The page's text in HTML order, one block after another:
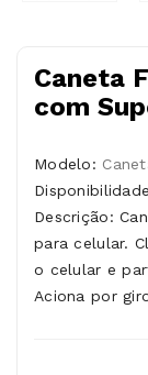
Caneta
com
Modelo:
Descrição:
para celular.
o celular e
Aciona por